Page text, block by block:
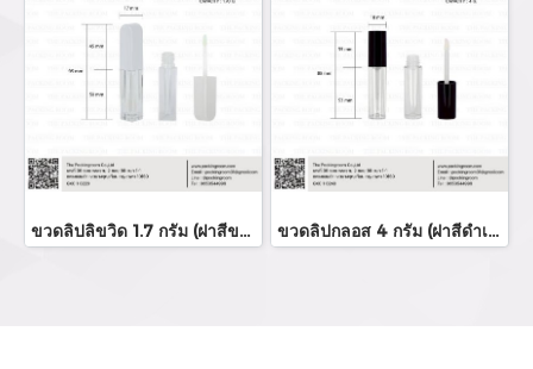
ขวดลิปลิขวิด 1.7 กรัม (ฝาสีขาว) ขวดลิปกลอส 4 กรัม (ฝาสีดำเงา)